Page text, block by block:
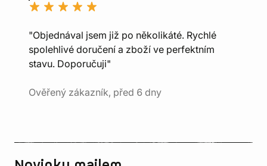
"Objednával jsem již po několikáté. Rychlé
spolehlivé doručení a zboží ve perfektním
stavu. Doporučuji"
Ověřený zákazník, před 6 dny